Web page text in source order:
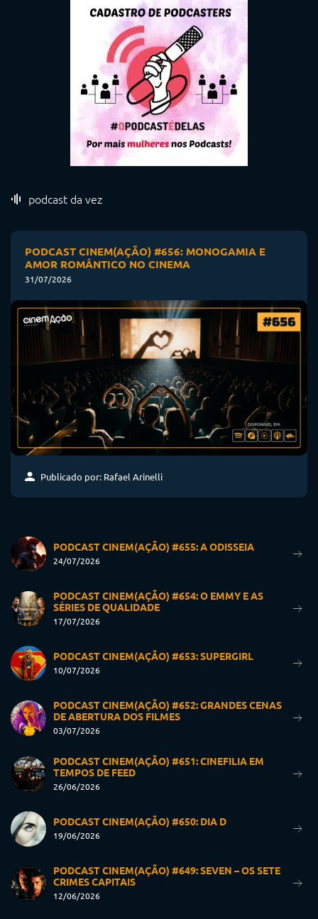
podcast da vez
PODCAST CINEM(AÇÃO) #656: MONOGAMIA E
AMOR ROMÂNTICO NO CINEMA
31/07/2026
Publicado por: Rafael Arinelli
PODCAST CINEM(AÇÃO) #655: A ODISSEIA
24/07/2026
PODCAST CINEM(AÇÃO) #654: O EMMY E AS
SÉRIES DE QUALIDADE
17/07/2026
PODCAST CINEM(AÇÃO) #653: SUPERGIRL
10/07/2026
PODCAST CINEM(AÇÃO) #652: GRANDES CENAS
DE ABERTURA DOS FILMES
03/07/2026
PODCAST CINEM(AÇÃO) #651: CINEFILIA EM
TEMPOS DE FEED
26/06/2026
PODCAST CINEM(AÇÃO) #650: DIA D
19/06/2026
PODCAST CINEM(AÇÃO) #649: SEVEN – OS SETE
CRIMES CAPITAIS
12/06/2026